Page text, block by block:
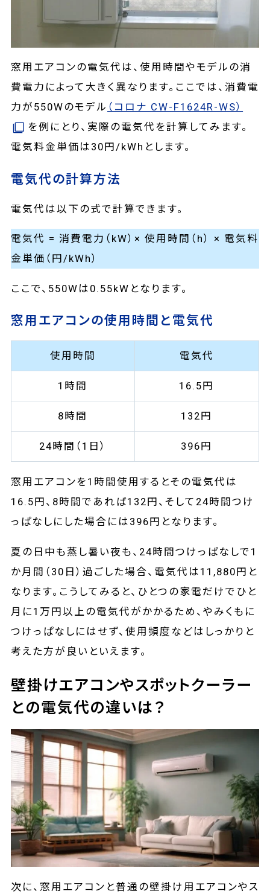
窓用エアコンの電気代は、使用時間やモデルの消
費電力によって大きく異なります。ここでは、消費電
力が550Wのモデル （コロナ CW-F1624R-WS）
を例にとり、実際の電気代を計算してみます。
電気料金単価は30円/kWhとします。
電気代の計算方法
電気代は以下の式で計算できます。
電気代 = 消費電力（kW）× 使用時間（h） × 電気料
金単価（円/kWh）
ここで、550Wは0.55kWとなります。
窓用エアコンの使用時間と電気代
使用時間 電気代
1時間 16.5円
8時間 132円
24時間（1日） 396円
窓用エアコンを1時間使用するとその電気代は
16.5円、8時間であれば132円、そして24時間つけ
っぱなしにした場合には396円となります。
夏の日中も蒸し暑い夜も、24時間つけっぱなしで1
か月間（30日）過ごした場合、電気代は11,880円と
なります。こうしてみると、ひとつの家電だけでひと
月に1万円以上の電気代がかかるため、やみくもに
つけっぱなしにはせず、使用頻度などはしっかりと
考えた方が良いといえます。
壁掛けエアコンやスポットクーラー
との電気代の違いは？
次に、窓用エアコンと普通の壁掛け用エアコンやス